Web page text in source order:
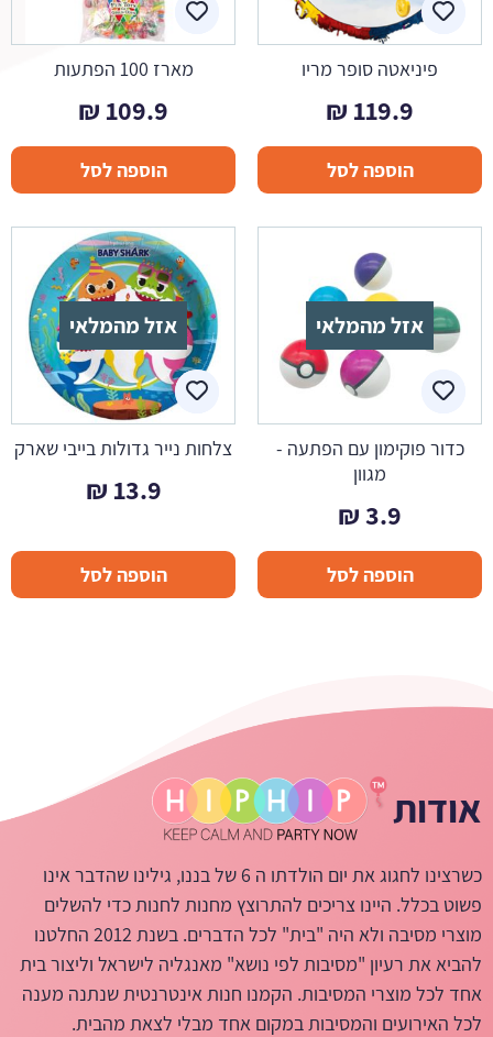
פיניאטה סופר מריו
119.9
₪
הוספה לסל
מארז 100 הפתעות
109.9
₪
הוספה לסל
אזל מהמלאי
כדור פוקימון עם הפתעה -
מגוון
3.9
₪
הוספה לסל
אזל מהמלאי
צלחות נייר גדולות בייבי שארק
13.9
₪
הוספה לסל
אודות
כשרצינו לחגוג את יום הולדתו ה 6 של בננו, גילינו שהדבר אינו
פשוט בכלל. היינו צריכים להתרוצץ מחנות לחנות כדי להשלים
מוצרי מסיבה ולא היה "בית" לכל הדברים. בשנת 2012 החלטנו
להביא את רעיון "מסיבות לפי נושא" מאנגליה לישראל וליצור בית
אחד לכל מוצרי המסיבות. הקמנו חנות אינטרנטית שנתנה מענה
לכל האירועים והמסיבות במקום אחד מבלי לצאת מהבית.